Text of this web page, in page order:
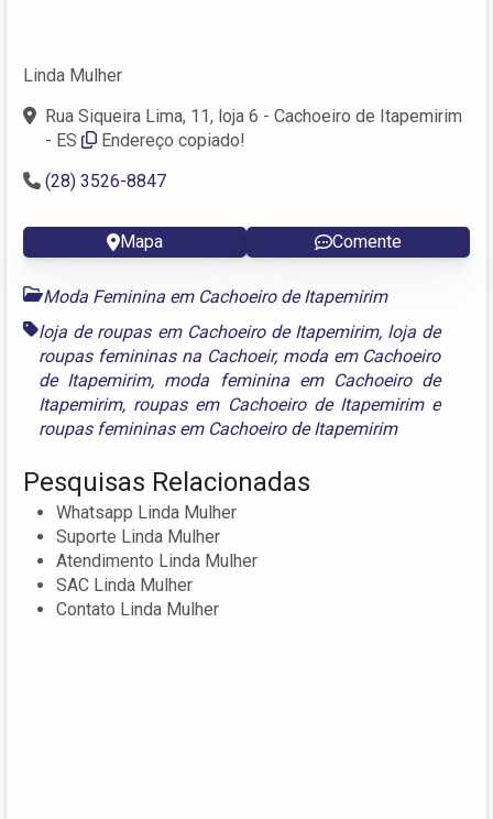
Linda Mulher
Rua Siqueira Lima, 11, loja 6 - Cachoeiro de Itapemirim
- ES
Endereço copiado!
(28) 3526-8847
Mapa Comente
Moda Feminina em Cachoeiro de Itapemirim
loja de roupas em Cachoeiro de Itapemirim, loja de
roupas femininas na Cachoeir, moda em Cachoeiro
de Itapemirim, moda feminina em Cachoeiro de
Itapemirim, roupas em Cachoeiro de Itapemirime
roupas femininas em Cachoeiro de Itapemirim
Pesquisas Relacionadas
Whatsapp Linda Mulher
Suporte Linda Mulher
Atendimento Linda Mulher
SAC Linda Mulher
Contato Linda Mulher